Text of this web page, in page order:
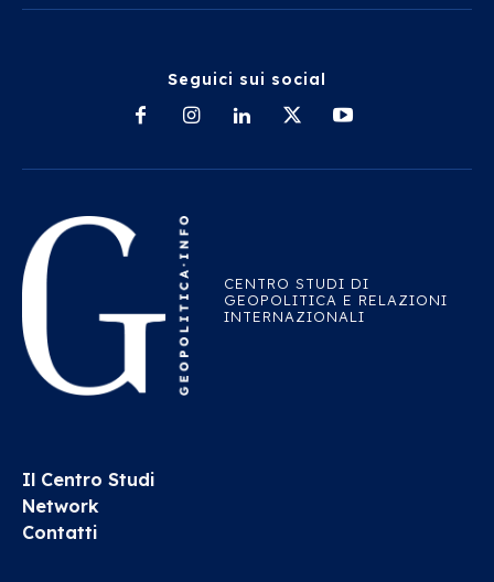
Seguici sui social
CENTRO STUDI DI
GEOPOLITICA E RELAZIONI
INTERNAZIONALI
Il Centro Studi
Network
Contatti